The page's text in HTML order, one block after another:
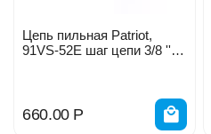
Цепь пильная Patriot,
91VS-52E шаг цепи 3/8 ''
660.00 Р